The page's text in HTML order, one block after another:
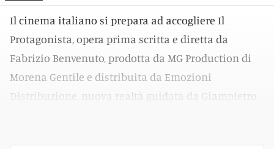
Il cinema italiano si prepara ad accogliere Il
Protagonista, opera prima scritta e diretta da
Fabrizio Benvenuto, prodotta da MG Production di
Morena Gentile e distribuita da Emozioni
Distribuzione, nuova realtà guidata da Giampietro